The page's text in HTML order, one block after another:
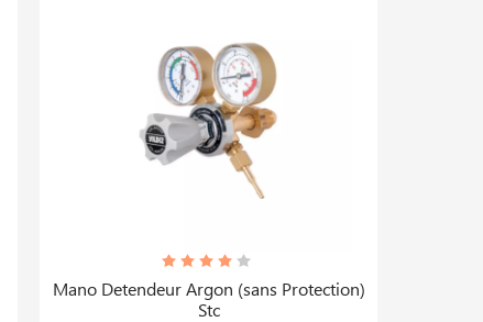
Mano Detendeur Argon (sans Protection)
Stc